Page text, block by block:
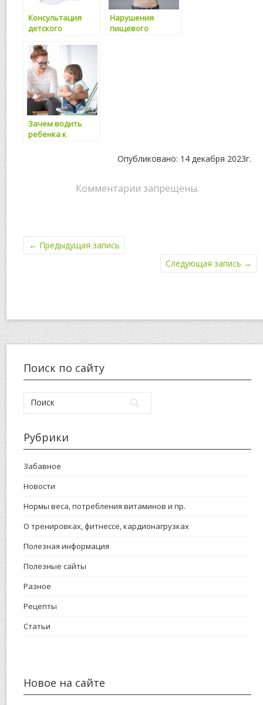
Консультация
детского
Москве, цены
Нарушения
пищевого
Зачем водить
ребенка к
Опубликовано: 14 декабря 2023г.
Комментарии запрещены.
← Предыдущая запись
Следующая запись →
Поиск по сайту
Рубрики
Забавное
Новости
Нормы веса, потребления витаминов и пр.
О тренировках, фитнессе, кардионагрузках
Полезная информация
Полезные сайты
Разное
Рецепты
Статьи
Новое на сайте